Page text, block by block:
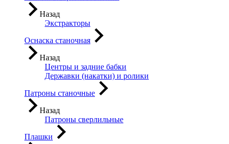
Назад
Экстракторы
Оснаска станочная
Назад
Центры и задние бабки
Державки (накатки) и ролики
Патроны станочные
Назад
Патроны сверлильные
Плашки